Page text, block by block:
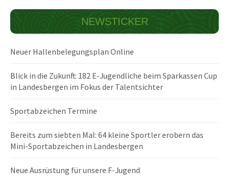
NEWSTICKER
Neuer Hallenbelegungsplan Online
Blick in die Zukunft: 182 E-Jugendliche beim Sparkassen Cup
in Landesbergen im Fokus der Talentsichter
Sportabzeichen Termine
Bereits zum siebten Mal: 64 kleine Sportler erobern das
Mini-Sportabzeichen in Landesbergen
Neue Ausrüstung für unsere F-Jugend